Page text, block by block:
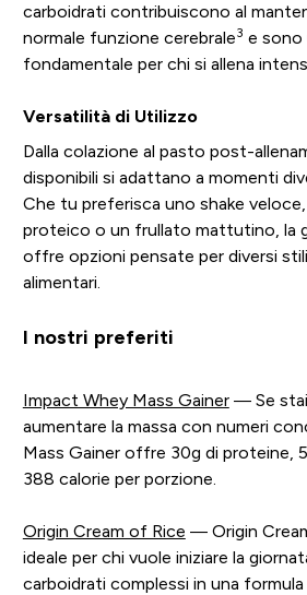
carboidrati contribuiscono al
normale funzione cerebrale3 e sono
fondamentale per chi si allena
Versatilità di Utilizzo
Dalla colazione al pasto post-
disponibili si adattano a momenti
Che tu preferisca uno shake
proteico o un frullato mattutino, la
offre opzioni pensate per diversi
alimentari.
I nostri preferiti
Impact Whey Mass Gainer— Se stai
aumentare la massa con numeri
Mass Gainer offre 30g di proteine,
388 calorie per porzione.
Origin Cream of Rice — Origin
ideale per chi vuole iniziare la
carboidrati complessi in una